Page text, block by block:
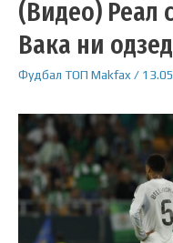
(Видео) Реал
Вака ни
Фудбал ТОП Makfax /